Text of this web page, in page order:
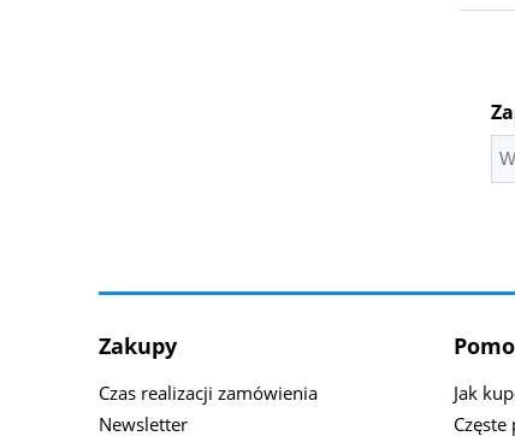
Zakupy
Czas realizacji zamówienia
Newsletter
Jak